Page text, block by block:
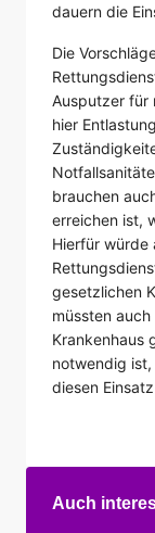
dauern die
Die
Ausputzer für
hier
brauchen
erreichen ist,
Hierfür würde
gesetzlichen
müssten
Krankenhaus
notwendig
diesen
Auch